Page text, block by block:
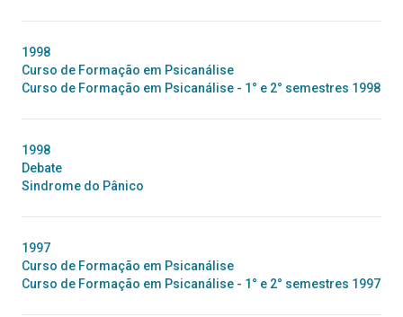
1998
Curso de Formação em Psicanálise
Curso de Formação em Psicanálise - 1° e 2° semestres 1998
1998
Debate
Sindrome do Pânico
1997
Curso de Formação em Psicanálise
Curso de Formação em Psicanálise - 1° e 2° semestres 1997